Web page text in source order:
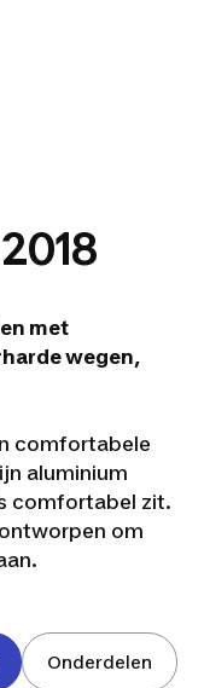
met
wegen,
comfortabele
aluminium
comfortabel zit.
om
Onderdelen